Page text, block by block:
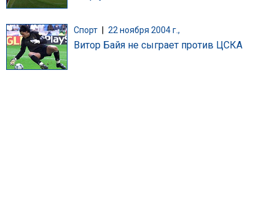
Спорт 22 ноября 2004 г.,
Витор Байя не сыграет против ЦСКА